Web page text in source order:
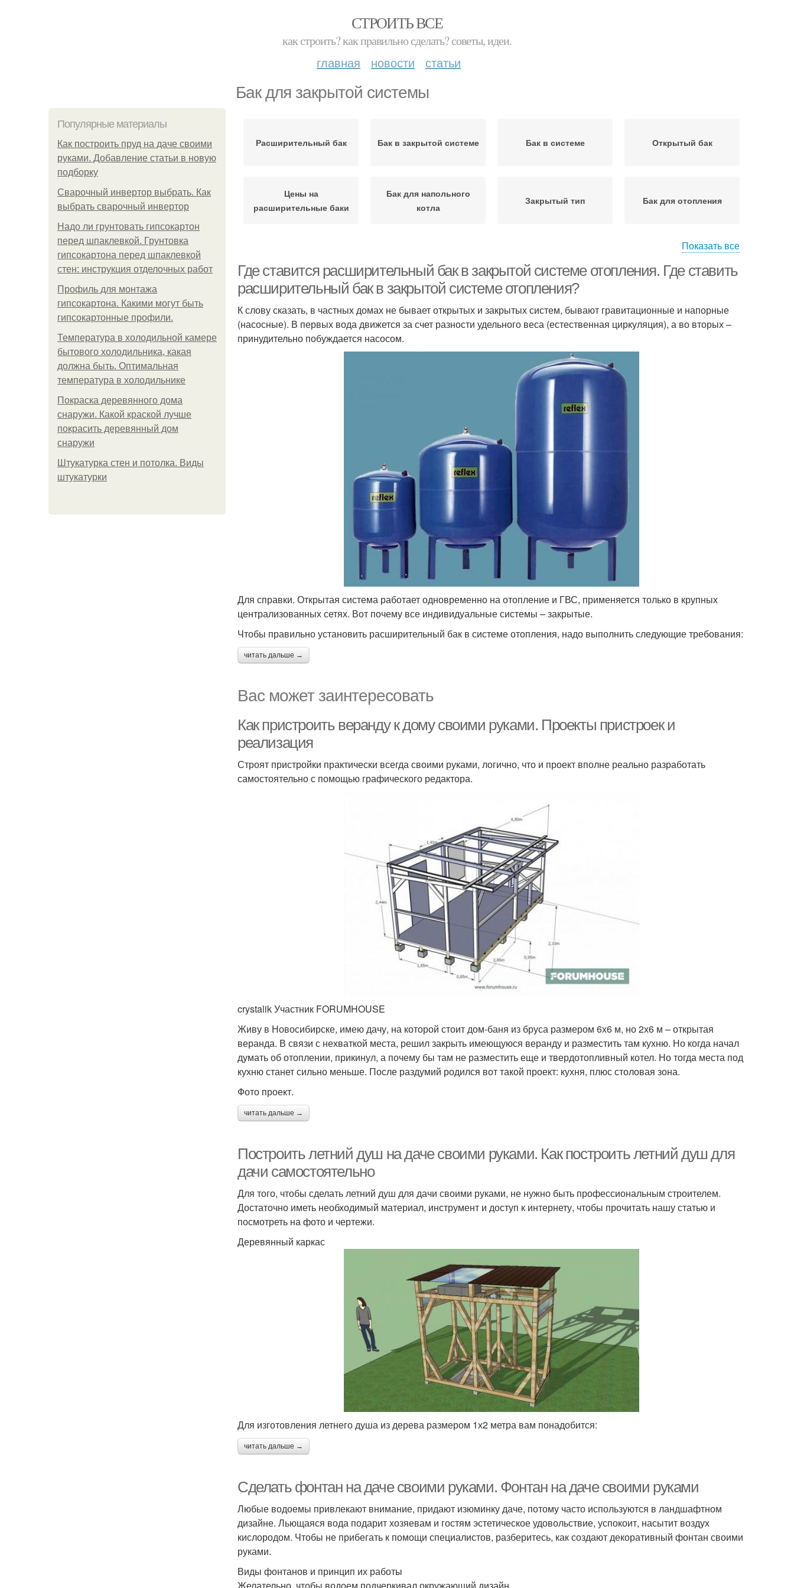
СТРОИТЬ ВСЕ
как строить? как правильно сделать? советы, идеи.
главная новости статьи
Бак для закрытой системы
Популярные материалы
Как построить пруд на даче своими
руками. Добавление статьи в новую
подборку
Сварочный инвертор выбрать. Как
выбрать сварочный инвертор
Надо ли грунтовать гипсокартон
перед шпаклевкой. Грунтовка
гипсокартона перед шпаклевкой
стен: инструкция отделочных работ
Профиль для монтажа
гипсокартона. Какими могут быть
гипсокартонные профили.
Температура в холодильной камере
бытового холодильника, какая
должна быть. Оптимальная
температура в холодильнике
Покраска деревянного дома
снаружи. Какой краской лучше
покрасить деревянный дом
снаружи
Штукатурка стен и потолка. Виды
штукатурки
Расширительный бак Бак в закрытой системе Бак в системе Открытый бак
Цены на
расширительные баки
Бак для напольного
котла
Закрытый тип Бак для отопления
Показать все
Где ставится расширительный бак в закрытой системе отопления. Где ставить
расширительный бак в закрытой системе отопления?
К слову сказать, в частных домах не бывает открытых и закрытых систем, бывают гравитационные и напорные
(насосные). В первых вода движется за счет разности удельного веса (естественная циркуляция), а во вторых –
принудительно побуждается насосом.
Для справки. Открытая система работает одновременно на отопление и ГВС, применяется только в крупных
централизованных сетях. Вот почему все индивидуальные системы – закрытые.
Чтобы правильно установить расширительный бак в системе отопления, надо выполнить следующие требования:
читать дальше →
Вас может заинтересовать
Как пристроить веранду к дому своими руками. Проекты пристроек и
реализация
Строят пристройки практически всегда своими руками, логично, что и проект вполне реально разработать
самостоятельно с помощью графического редактора.
crystalik Участник FORUMHOUSE
Живу в Новосибирске, имею дачу, на которой стоит дом-баня из бруса размером 6х6 м, но 2х6 м – открытая
веранда. В связи с нехваткой места, решил закрыть имеющуюся веранду и разместить там кухню. Но когда начал
думать об отоплении, прикинул, а почему бы там не разместить еще и твердотопливный котел. Но тогда места под
кухню станет сильно меньше. После раздумий родился вот такой проект: кухня, плюс столовая зона.
Фото проект.
читать дальше →
Построить летний душ на даче своими руками. Как построить летний душ для
дачи самостоятельно
Для того, чтобы сделать летний душ для дачи своими руками, не нужно быть профессиональным строителем.
Достаточно иметь необходимый материал, инструмент и доступ к интернету, чтобы прочитать нашу статью и
посмотреть на фото и чертежи.
Деревянный каркас
Для изготовления летнего душа из дерева размером 1х2 метра вам понадобится:
читать дальше →
Сделать фонтан на даче своими руками. Фонтан на даче своими руками
Любые водоемы привлекают внимание, придают изюминку даче, потому часто используются в ландшафтном
дизайне. Льющаяся вода подарит хозяевам и гостям эстетическое удовольствие, успокоит, насытит воздух
кислородом. Чтобы не прибегать к помощи специалистов, разберитесь, как создают декоративный фонтан своими
руками.
Виды фонтанов и принцип их работы